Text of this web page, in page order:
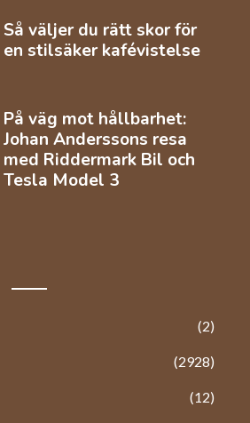
Så väljer du rätt skor för
en stilsäker kafévistelse
På väg mot hållbarhet:
Johan Anderssons resa
med Riddermark Bil och
Tesla Model 3
(2)
(2928)
(12)